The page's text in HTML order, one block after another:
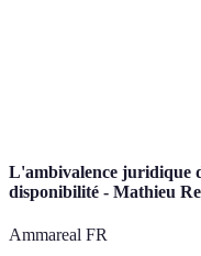
L'ambivalence juridique
disponibilité - Mathieu
Ammareal FR